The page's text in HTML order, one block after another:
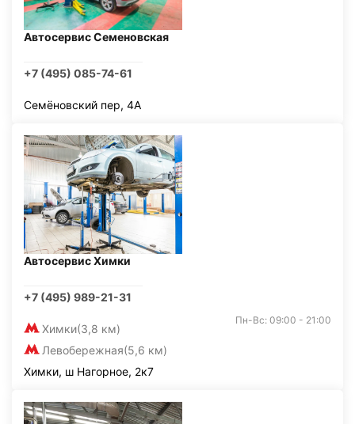
Автосервис Семеновская
+7 (495) 085-74-61
Семёновский пер, 4А
Автосервис Химки
+7 (495) 989-21-31
Химки(3,8 км)
Левобережная(5,6 км)
Пн-Вс: 09:00 - 21:00
Химки, ш Нагорное, 2к7